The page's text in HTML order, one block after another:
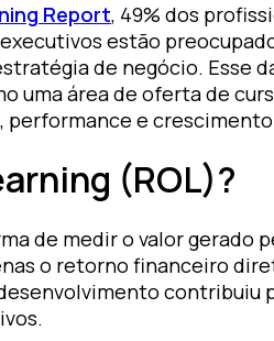
Report, 49% dos
estão
de negócio. Esse
uma área de oferta de
performance e
(ROL)?
de medir o valor gerado
o retorno financeiro
contribuiu